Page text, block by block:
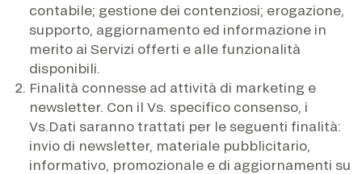
contabile; gestione dei contenziosi; erogazione,
supporto, aggiornamento ed informazione in
merito ai Servizi offerti e alle funzionalità
disponibili.
Finalità connesse ad attività di marketing e
newsletter. Con il Vs. specifico consenso, i
Vs.Dati saranno trattati per le seguenti finalità:
invio di newsletter, materiale pubblicitario,
informativo, promozionale e di aggiornamenti su